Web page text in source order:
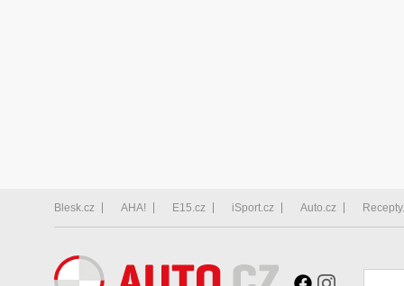
Blesk.cz AHA! E15.cz iSport.cz Auto.cz